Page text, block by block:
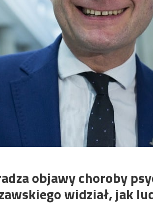
objawy choroby
widział, jak